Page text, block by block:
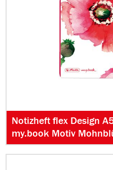
Notizheft flex Design
my.book Motiv